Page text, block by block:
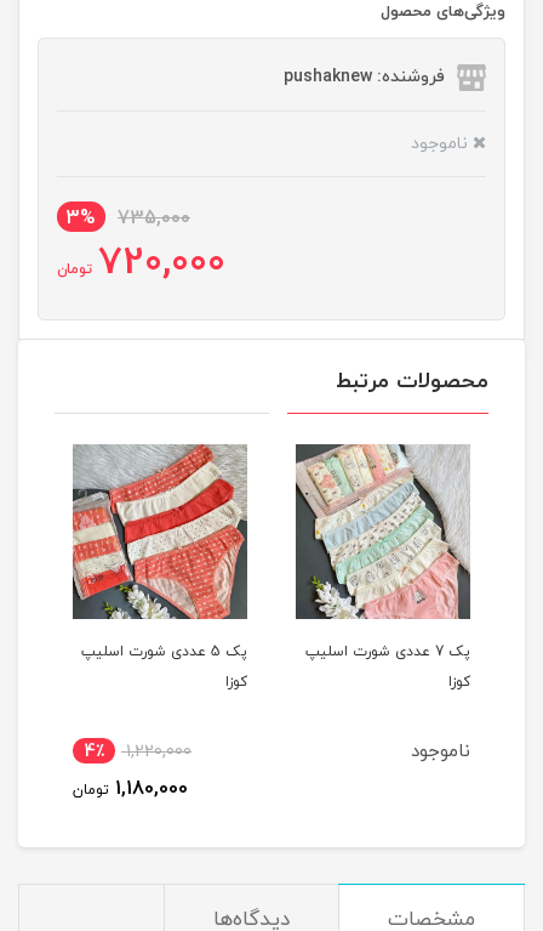
ویژگی‌های محصول
فروشنده: pushaknew
ناموجود
735,000
3%
720,000 تومان
محصولات مرتبط
پک 7 عددی شورت اسلیپ
کوزا
ناموجود
پک 5 عددی شورت اسلیپ
کوزا
1,220,000 4٪
1,180,000 تومان
مشخصات دیدگاه‌ها